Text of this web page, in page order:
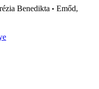
Benedikta • Emőd,